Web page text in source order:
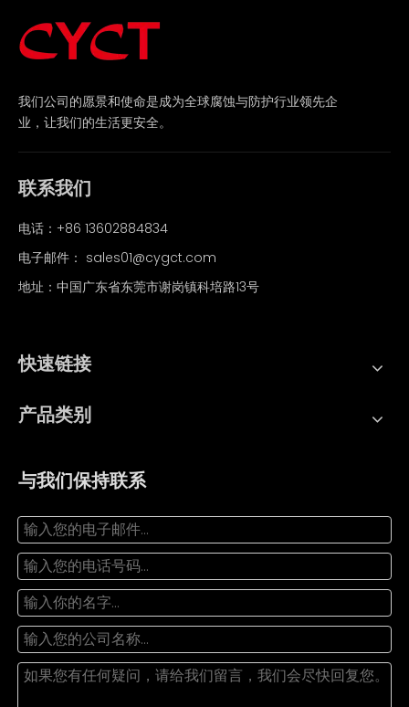
我们公司的愿景和使命是成为全球腐蚀与防护行业领先企
业，让我们的生活更安全。
联系我们
电话：+86 13602884834
电子邮件： sales01@cygct.com
地址：中国广东省东莞市谢岗镇科培路13号
快速链接
产品类别
与我们保持联系